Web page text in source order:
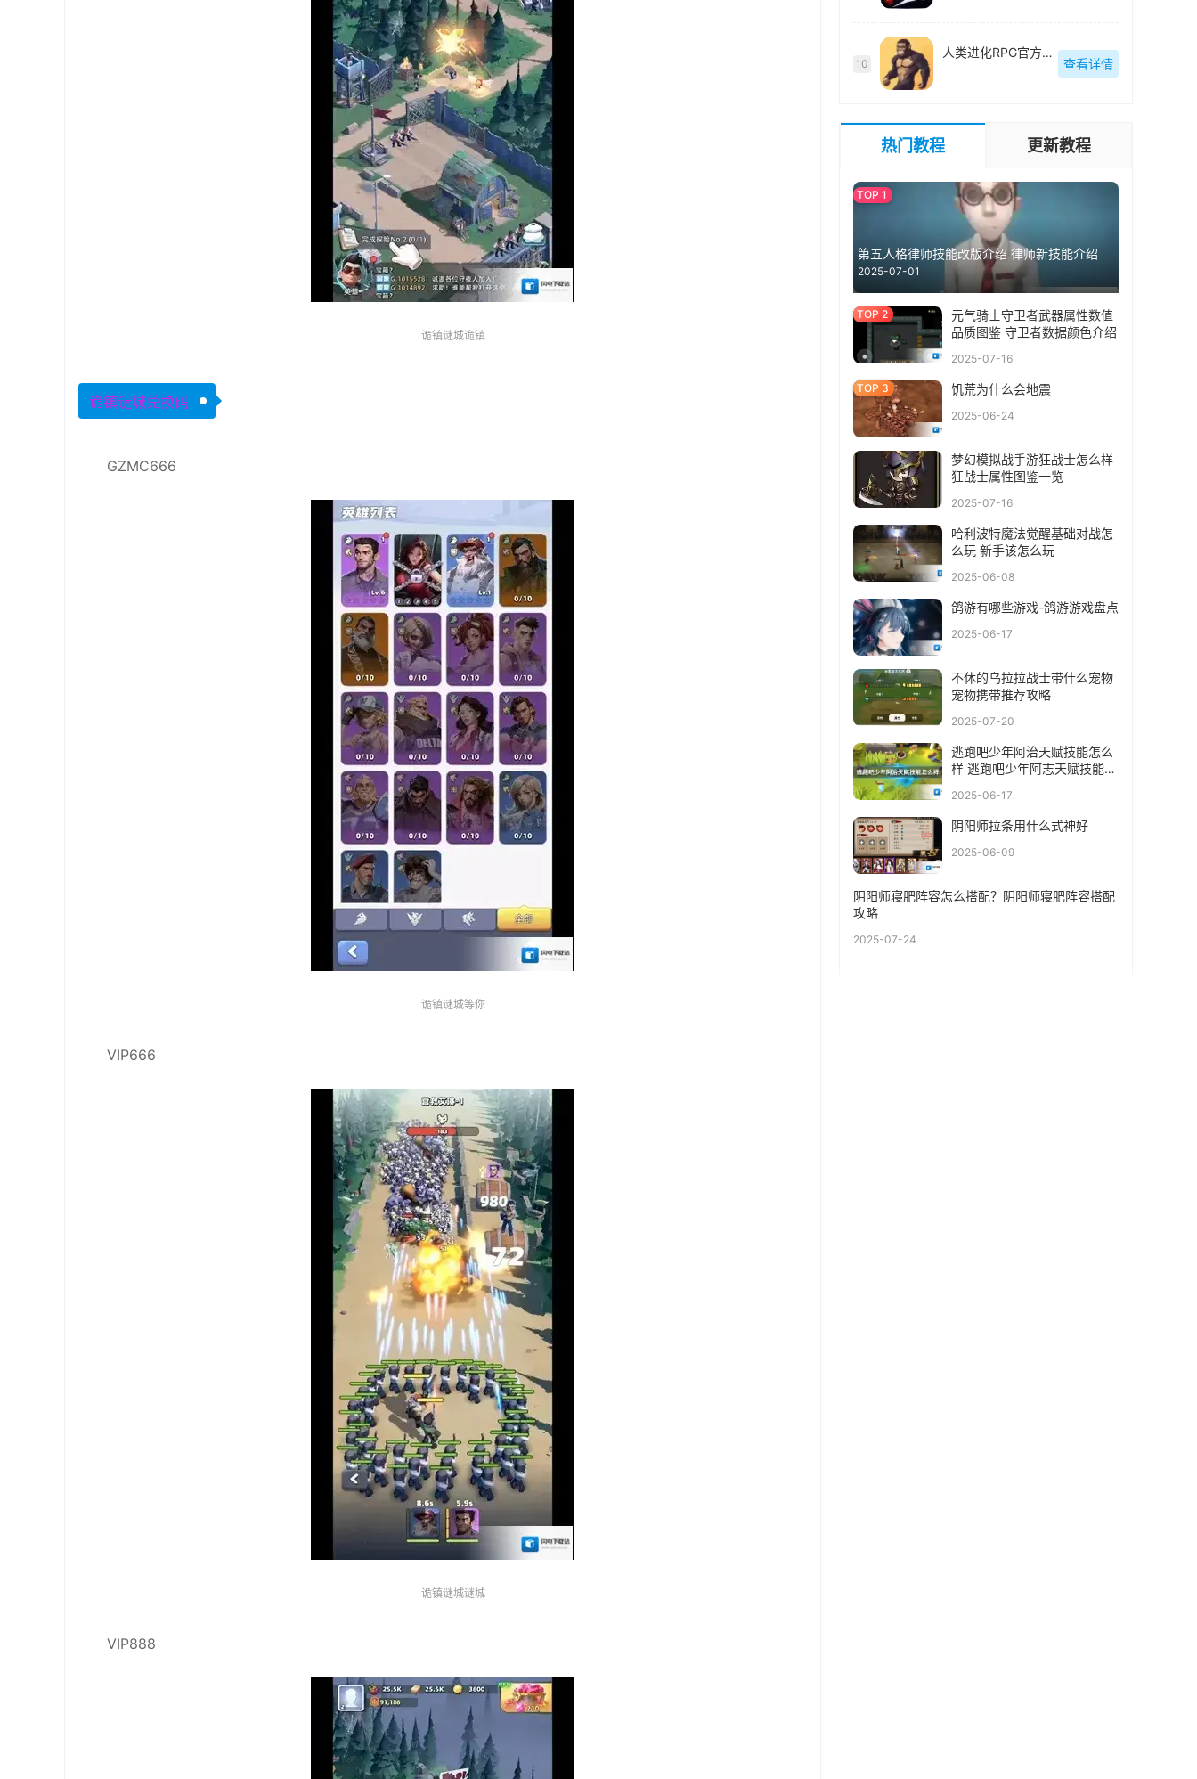
诡镇谜城诡镇
诡镇谜城兑换码
GZMC666
诡镇谜城等你
VIP666
诡镇谜城谜城
VIP888
10
人类进化RPG官方最新版-v1.1.14
查看详情
热门教程 更新教程
第五人格律师技能改版介绍 律师新技能介绍
2025-07-01
元气骑士守卫者武器属性数值
品质图鉴 守卫者数据颜色介绍
2025-07-16
饥荒为什么会地震
2025-06-24
梦幻模拟战手游狂战士怎么样
狂战士属性图鉴一览
2025-07-16
哈利波特魔法觉醒基础对战怎
么玩 新手该怎么玩
2025-06-08
鸽游有哪些游戏-鸽游游戏盘点
2025-06-17
不休的乌拉拉战士带什么宠物
宠物携带推荐攻略
2025-07-20
逃跑吧少年阿治天赋技能怎么
样 逃跑吧少年阿志天赋技能介
2025-06-17
阴阳师拉条用什么式神好
2025-06-09
阴阳师寝肥阵容怎么搭配？阴阳师寝肥阵容搭配
攻略
2025-07-24